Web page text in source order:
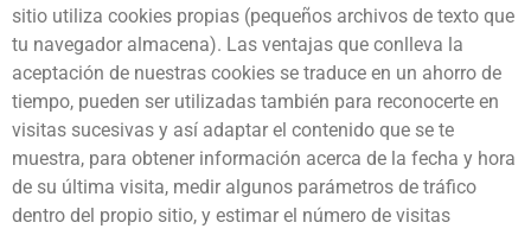
sitio utiliza cookies propias (pequeños archivos de texto que
tu navegador almacena). Las ventajas que conlleva la
aceptación de nuestras cookies se traduce en un ahorro de
tiempo, pueden ser utilizadas también para reconocerte en
visitas sucesivas y así adaptar el contenido que se te
muestra, para obtener información acerca de la fecha y hora
de su última visita, medir algunos parámetros de tráfico
dentro del propio sitio, y estimar el número de visitas